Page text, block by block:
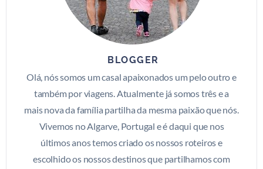
BLOGGER
Olá, nós somos um casal apaixonados um pelo outro e
também por viagens. Atualmente já somos três e a
mais nova da família partilha da mesma paixão que nós.
Vivemos no Algarve, Portugal e é daqui que nos
últimos anos temos criado os nossos roteiros e
escolhido os nossos destinos que partilhamos com